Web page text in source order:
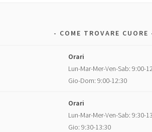
COME TROVARE CUORE
Orari
Lun-Mar-Mer-Ven-Sab: 9:00-
Gio-Dom: 9:00-12:30
Orari
Lun-Mar-Mer-Ven-Sab: 9:30-
Gio: 9:30-13:30